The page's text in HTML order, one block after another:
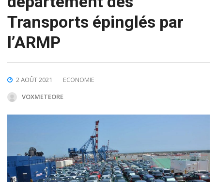
Transports épinglés par
l’ARMP
2 AOÛT 2021
ECONOMIE
VOXMETEORE